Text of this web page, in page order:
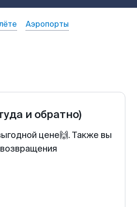
Аэропорты
и обратно)
цене🙌. Также вы